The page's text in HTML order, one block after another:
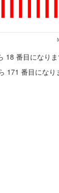
番目になりま
171 番目になり